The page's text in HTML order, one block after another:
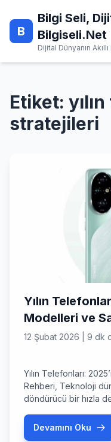
content
B
Bilgi Seli,
Bilgiseli.Net
Dijital Dünyanın
Etiket:
stratejileri
Yılın
Modelleri ve
12 Şubat 2026 9 dk
Yılın Telefonları:
Rehberi, Teknoloji
döndürücü bir hızla
da heyecan verici
baktığımızda, artık
Devamını Oku